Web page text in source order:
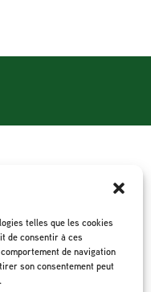
telles que les cookies
de consentir à ces
de navigation
son consentement peut